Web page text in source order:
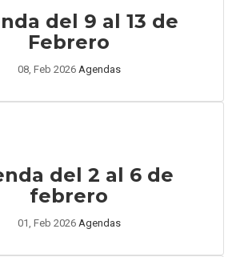
del 9 al 13 de
Febrero
08, Feb 2026 Agendas
del 2 al 6 de
febrero
01, Feb 2026 Agendas